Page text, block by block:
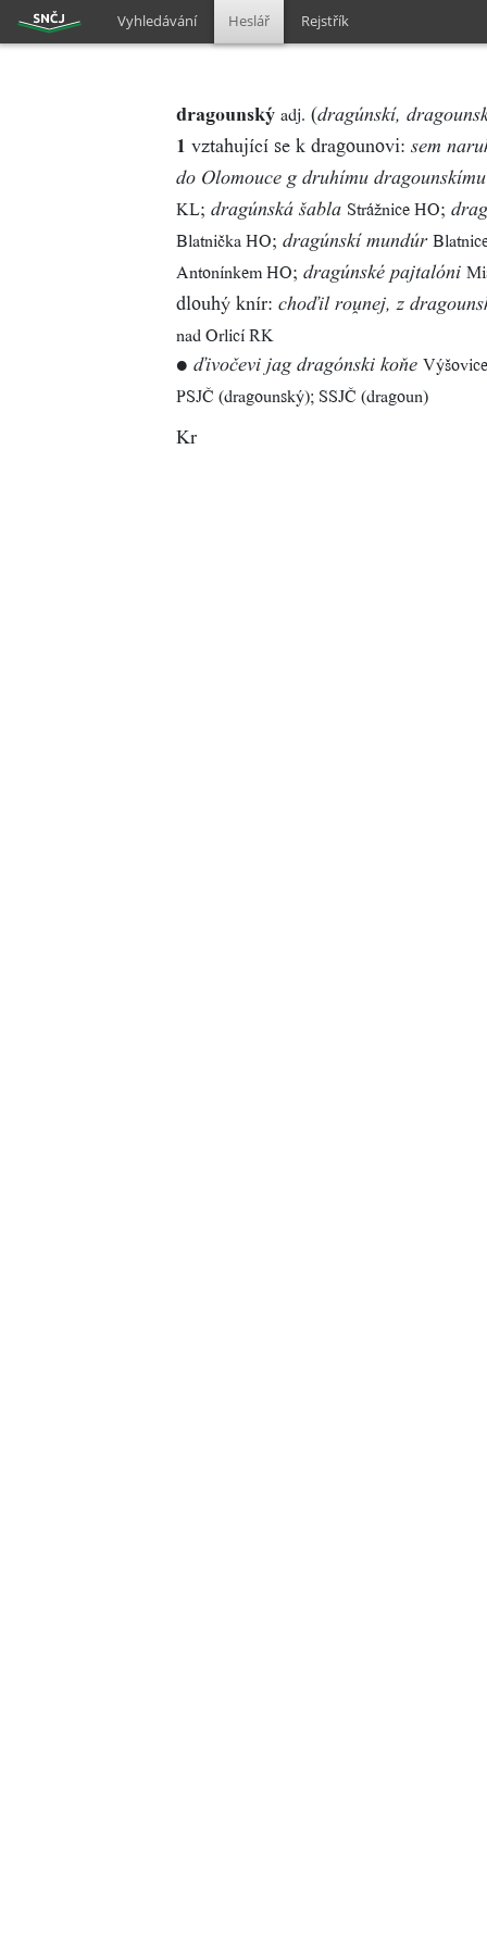
Vyhledávání Heslář Rejstřík
dragounský adj. (dragúnskí,
1 vztahující se k dragounovi: sem
do Olomouce g druhímu
KL; dragúnská šabla Strážnice HO;
Blatnička HO; dragúnskí mundúr
Antonínkem HO; dragúnské pajtalóni
dlouhý knír: choďil ronej, z
nad Orlicí RK
● ďivočevi jag dragónski koňe
PSJČ (dragounský); SSJČ (dragoun)
Kr